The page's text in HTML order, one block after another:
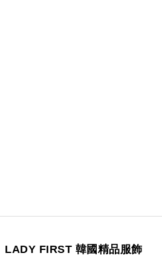
LADY FIRST 韓國精品服飾